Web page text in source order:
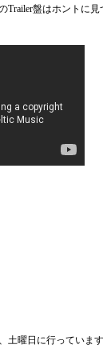
盤はホントに見
曜日に行っています